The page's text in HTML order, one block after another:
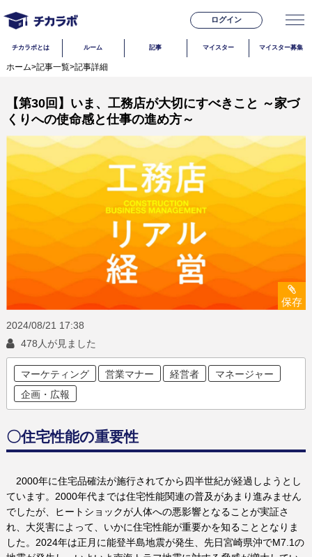
ログイン
チカラボとは ルーム 記事 マイスター マイスター募集
ホーム>記事一覧>記事詳細
【第30回】いま、工務店が大切にすべきこと ～家づ
くりへの使命感と仕事の進め方～
保存
2024/08/21 17:38
478人が見ました
マーケティング 営業マナー 経営者
マネージャー
企画・広報
〇住宅性能の重要性
2000年に住宅品確法が施行されてから四半世紀が経過しようとし
ています。2000年代までは住宅性能関連の普及があまり進みません
でしたが、ヒートショックが人体への悪影響となることが実証さ
れ、大災害によって、いかに住宅性能が重要かを知ることとなりま
した。2024年は正月に能登半島地震が発生、先日宮崎県沖でM7.1の